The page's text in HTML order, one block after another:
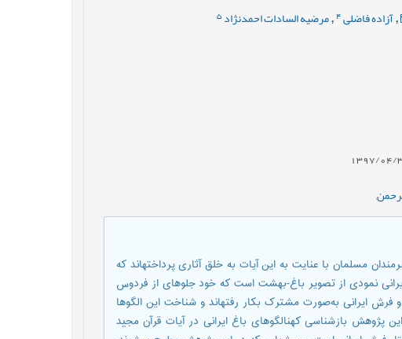
,آزاده فاضلی4
,مرضیه السادات احمدنژاد5
,
مسلمان با عنایت به این آیات به خلق آثاری پرداختهاند که
نمودی از تصویر باغ-بهشت است که خود جلوهای از فردوس
فرش ایرانی به‌صورت مشترک بکار رفتهاند و شناخت این الگوها
بازشناسی کهنالگوهای باغ ایرانی در آیات قرآن مجید